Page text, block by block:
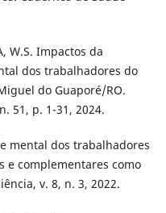
W.S. Impactos da
dos trabalhadores do
do Guaporé/RO.
51, p. 1-31, 2024.
mental dos trabalhadores
e complementares como
v. 8, n. 3, 2022.